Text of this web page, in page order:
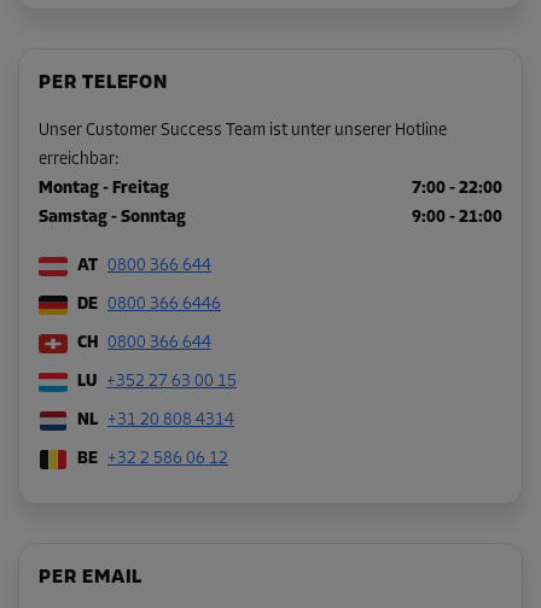
PER TELEFON
Unser Customer Success Team ist unter unserer Hotline
erreichbar:
Montag - Freitag
7:00 - 22:00
Samstag - Sonntag
9:00 - 21:00
AT 0800 366 644
DE 0800 366 6446
CH 0800 366 644
LU +352 27 63 00 15
NL +31 20 808 4314
BE +32 2 586 06 12
PER EMAIL